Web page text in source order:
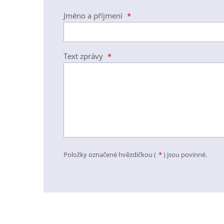
Jméno a příjmení *
Text zprávy *
Položky označené hvězdičkou ( *) jsou povinné.
se